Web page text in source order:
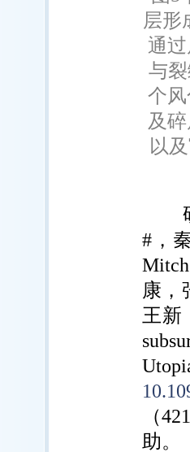
层形
通
与
个
及
以
研
#，
康，
王新
（
助。